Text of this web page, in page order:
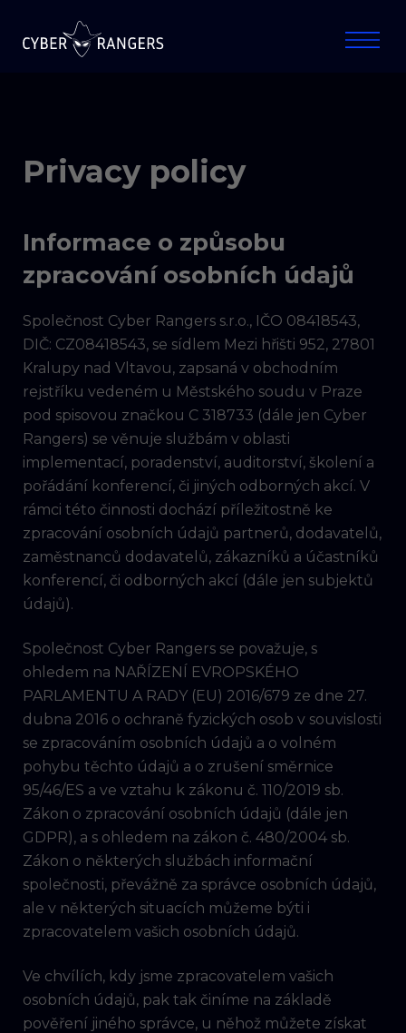
Privacy policy
Informace o způsobu
zpracování osobních údajů
Společnost Cyber Rangers s.r.o., IČO 08418543,
DIČ: CZ08418543, se sídlem Mezi hřišti 952, 27801
Kralupy nad Vltavou, zapsaná v obchodním
rejstříku vedeném u Městského soudu v Praze
pod spisovou značkou C 318733 (dále jen Cyber
Rangers) se věnuje službám v oblasti
implementací, poradenství, auditorství, školení a
pořádání konferencí, či jiných odborných akcí. V
rámci této činnosti dochází příležitostně ke
zpracování osobních údajů partnerů, dodavatelů,
zaměstnanců dodavatelů, zákazníků a účastníků
konferencí, či odborných akcí (dále jen subjektů
údajů).
Společnost Cyber Rangers se považuje, s
ohledem na NAŘÍZENÍ EVROPSKÉHO
PARLAMENTU A RADY (EU) 2016/679 ze dne 27.
dubna 2016 o ochraně fyzických osob v souvislosti
se zpracováním osobních údajů a o volném
pohybu těchto údajů a o zrušení směrnice
95/46/ES a ve vztahu k zákonu č. 110/2019 sb.
Zákon o zpracování osobních údajů (dále jen
GDPR), a s ohledem na zákon č. 480/2004 sb.
Zákon o některých službách informační
společnosti, převážně za správce osobních údajů,
ale v některých situacích můžeme býti i
zpracovatelem vašich osobních údajů.
Ve chvílích, kdy jsme zpracovatelem vašich
osobních údajů, pak tak činíme na základě
pověření jiného správce, u něhož můžete získat